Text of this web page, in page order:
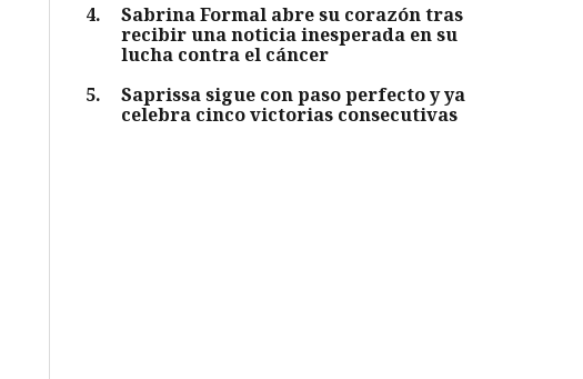
4.
Sabrina Formal abre su corazón tras
recibir una noticia inesperada en su
lucha contra el cáncer
5.
Saprissa sigue con paso perfecto y ya
celebra cinco victorias consecutivas